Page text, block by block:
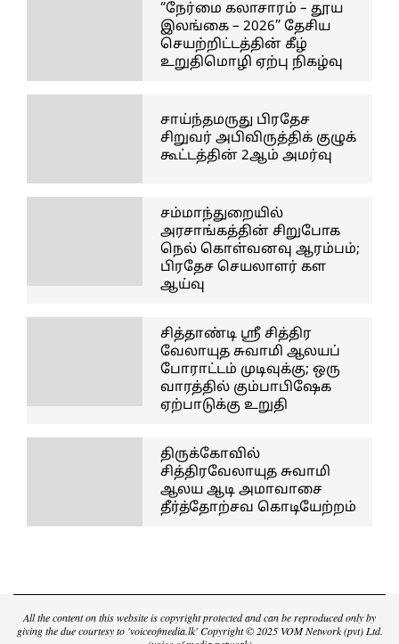
“நேர்மை கலாசாரம் – தூய
இலங்கை – 2026” தேசிய
செயற்றிட்டத்தின் கீழ்
உறுதிமொழி ஏற்பு நிகழ்வு
சாய்ந்தமருது பிரதேச
சிறுவர் அபிவிருத்திக் குழுக்
கூட்டத்தின் 2ஆம் அமர்வு
சம்மாந்துறையில்
அரசாங்கத்தின் சிறுபோக
நெல் கொள்வனவு ஆரம்பம்;
பிரதேச செயலாளர் கள
ஆய்வு
சித்தாண்டி ஸ்ரீ சித்திர
வேலாயுத சுவாமி ஆலயப்
போராட்டம் முடிவுக்கு; ஒரு
வாரத்தில் கும்பாபிஷேக
ஏற்பாடுக்கு உறுதி
திருக்கோவில்
சித்திரவேலாயுத சுவாமி
ஆலய ஆடி அமாவாசை
தீர்த்தோற்சவ கொடியேற்றம்
All the content on this website is copyright protected and can be reproduced only by
giving the due courtesy to 'voiceofmedia.lk' Copyright © 2025 VOM Network (pvt) Ltd.